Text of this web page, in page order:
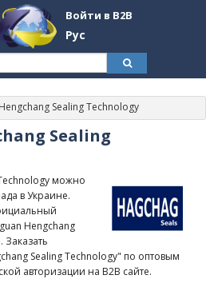
Войти в B2B
Рус
Контакты
Sealing Technology
Sealing
можно
в Украине.
Hengchang
Заказать
Sealing Technology" по оптовым
авторизации на B2B сайте.